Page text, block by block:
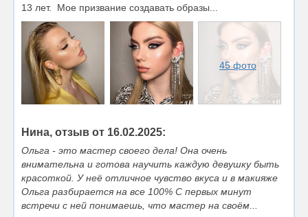
13 лет. Мое призвание создавать образы...
45 фото
Нина, отзыв от 16.02.2025:
Ольга - это мастер своего дела! Она очень
внимательна и готова научить каждую девушку быть
красоткой. У неё отличное чувство вкуса и в макияже
Ольга разбирается на все 100% С первых минут
встречи с ней понимаешь, что мастер на своём...